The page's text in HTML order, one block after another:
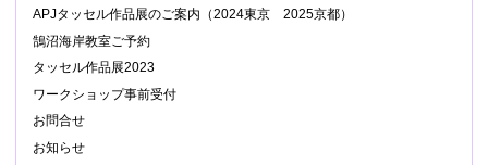
APJタッセル作品展のご案内（2024東京 2025京都）
鵠沼海岸教室ご予約
タッセル作品展2023
ワークショップ事前受付
お問合せ
お知らせ